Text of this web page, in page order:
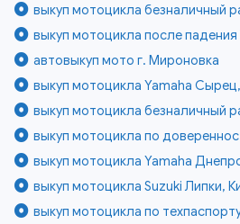
выкуп мотоцикла безналичный
выкуп мотоцикла после падения
автовыкуп мото г. Мироновка
выкуп мотоцикла Yamaha
выкуп мотоцикла безналичный
выкуп мотоцикла по
выкуп мотоцикла Yamaha
выкуп мотоцикла Suzuki Липки,
выкуп мотоцикла по